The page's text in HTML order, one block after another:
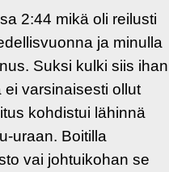
2:44 mikä oli reilusti
ja minulla
Suksi kulki siis ihan
varsinaisesti ollut
kohdistui lähinnä
uraan. Boitilla
vai johtuikohan se